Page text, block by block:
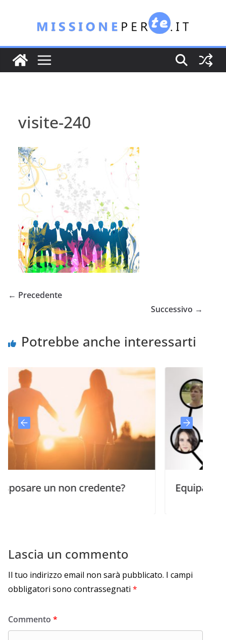
contenuto
visite-240
← Precedente
Successivo →
Potrebbe anche interessarti
non credente? Equipaggiare i
Lascia un commento
Il tuo indirizzo email non sarà pubblicato. I campi
obbligatori sono contrassegnati *
Commento *